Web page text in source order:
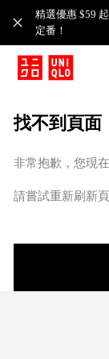
精選優惠 $59
定番！​
找不到頁面
非常抱歉，您現
請嘗試重新刷新